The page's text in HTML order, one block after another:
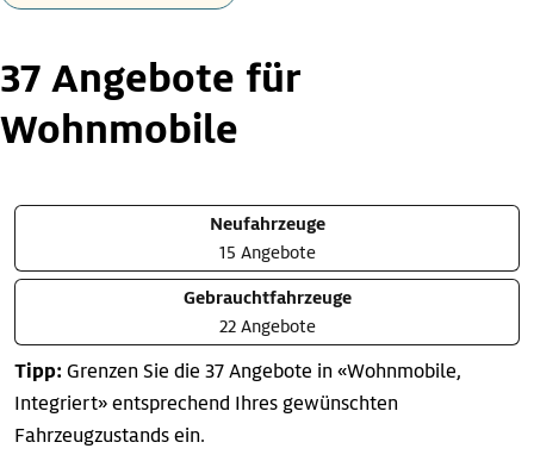
37 Angebote für
Wohnmobile
Neufahrzeuge
15 Angebote
Gebrauchtfahrzeuge
22 Angebote
Tipp: Grenzen Sie die 37 Angebote in «Wohnmobile,
Integriert» entsprechend Ihres gewünschten
Fahrzeugzustands ein.